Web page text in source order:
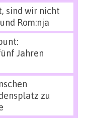
sind wir nicht
Rom:nja
Jahren
zu